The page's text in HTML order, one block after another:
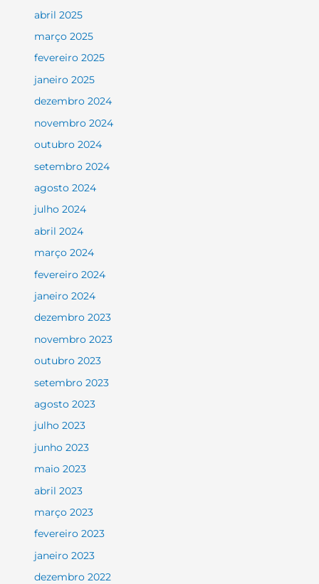
abril 2025
março 2025
fevereiro 2025
janeiro 2025
dezembro 2024
novembro 2024
outubro 2024
setembro 2024
agosto 2024
julho 2024
abril 2024
março 2024
fevereiro 2024
janeiro 2024
dezembro 2023
novembro 2023
outubro 2023
setembro 2023
agosto 2023
julho 2023
junho 2023
maio 2023
abril 2023
março 2023
fevereiro 2023
janeiro 2023
dezembro 2022